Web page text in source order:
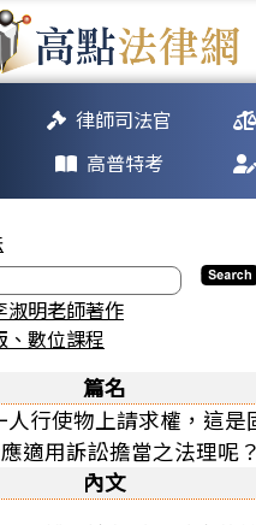
律師司法官
高普特考
淑明老師著作
、數位課程
篇名
人行使物上請求權，這是
適用訴訟擔當之法理呢？
內文